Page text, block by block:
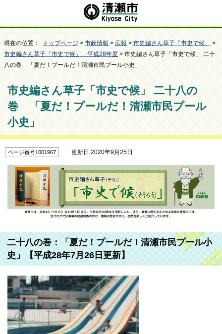
現在の位置： トップページ > 市政情報 > 広報 > 市史編さん草子「市史で候」
>
市史編さん草子「市史で候」 平成28年度 > 市史編さん草子「市史で候」 二十
八の巻 「夏だ！プールだ！清瀬市民プール小史」
市史編さん草子「市史で候」 二十八の
巻 「夏だ！プールだ！清瀬市民プール
小史」
ページ番号1001967 更新日 2020年9月25日
二十八の巻：「夏だ！プールだ！清瀬市民プール小
史」【平成28年7月26日更新】